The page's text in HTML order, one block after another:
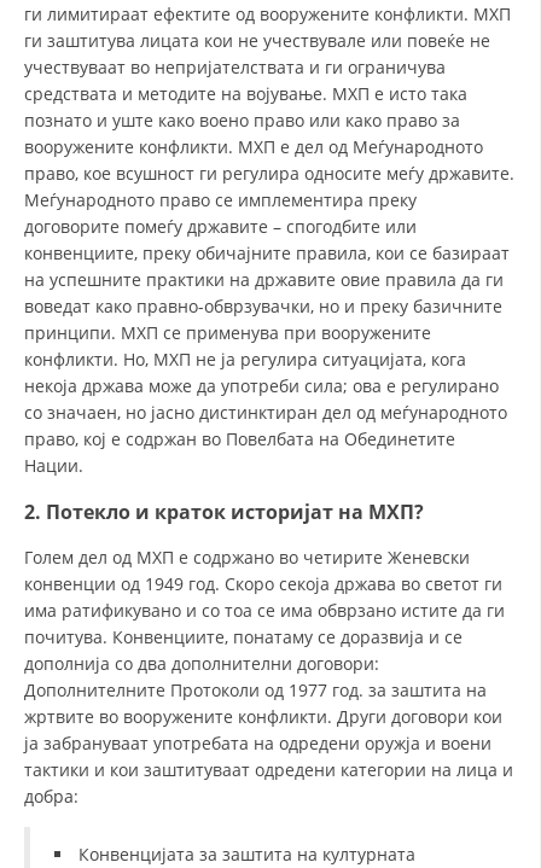
ОРГАНИЗАЦИЈА И РАЗВОЈ
РАКОВОДЕН ОДБОР
СОБРАНИЕ
СТРУКТУРА И ОРГАНИЗАЦИОНА ПОСТАВЕНОСТ
ДИСЕМИНАЦИЈА
ПРОМОЦИЈА НА ХУМАНИ ВРЕДНОСТИ
УПОТРЕБА И ЗАШТИТА НА АМБЛЕМОТ
СОЦИЈАЛНО ХУМАНИТАРНА ДЕЈНОСТ
КАКО ДА ДОНИРАТЕ
ТИМОВИ НА ООЦК
СПАСИТЕЛНА СТАНИЦА ВОДНО
ПРОЕКТИ – ПОДГОТВЕНОСТ И ДЕЈСТВУВАЊЕ ПРИ КАТАСТРОФИ
ОДНОСИ СО ЈАВНОСТ
ИСТРАЖУВАЊЕ НА ЈАВНО МИСЛЕЊЕ
МЕЃУНАРОДНА СОРАБОТКА
ги лимитираат ефектите од вооружените конфликти. МХП
ги заштитува лицата кои не учествувале или повеќе не
учествуваат во непријателствата и ги ограничува
средствата и методите на војување. МХП е исто така
познато и уште како воено право или како право за
вооружените конфликти. МХП е дел од Меѓународното
право, кое всушност ги регулира односите меѓу државите.
Меѓународното право се имплементира преку
договорите помеѓу државите – спогодбите или
конвенциите, преку обичајните правила, кои се базираат
на успешните практики на државите овие правила да ги
воведат како правно-обврзувачки, но и преку базичните
принципи. МХП се применува при вооружените
конфликти. Но, МХП не ја регулира ситуацијата, кога
некоја држава може да употреби сила; ова е регулирано
со значаен, но јасно дистинктиран дел од меѓународното
право, кој е содржан во Повелбата на Обединетите
Нации.
2. Потекло и краток историјат на МХП?
Голем дел од МХП е содржано во четирите Женевски
конвенции од 1949 год. Скоро секоја држава во светот ги
има ратификувано и со тоа се има обврзано истите да ги
почитува. Конвенциите, понатаму се доразвија и се
дополнија со два дополнителни договори:
Дополнителните Протоколи од 1977 год. за заштита на
жртвите во вооружените конфликти. Други договори кои
ја забрануваат употребата на одредени оружја и воени
тактики и кои заштитуваат одредени категории на лица и
добра:
Конвенцијата за заштита на културната